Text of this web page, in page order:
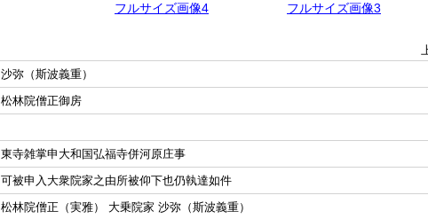
フルサイズ画像4 フルサイズ画像3
沙弥（斯波義重）
松林院僧正御房
東寺雑掌申大和国弘福寺併河原庄事
可被申入大衆院家之由所被仰下也仍執達如件
松林院僧正（実雅） 大乗院家 沙弥（斯波義重）